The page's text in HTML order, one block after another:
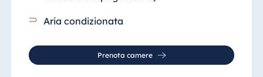
Aria condizionata
Prenota camere